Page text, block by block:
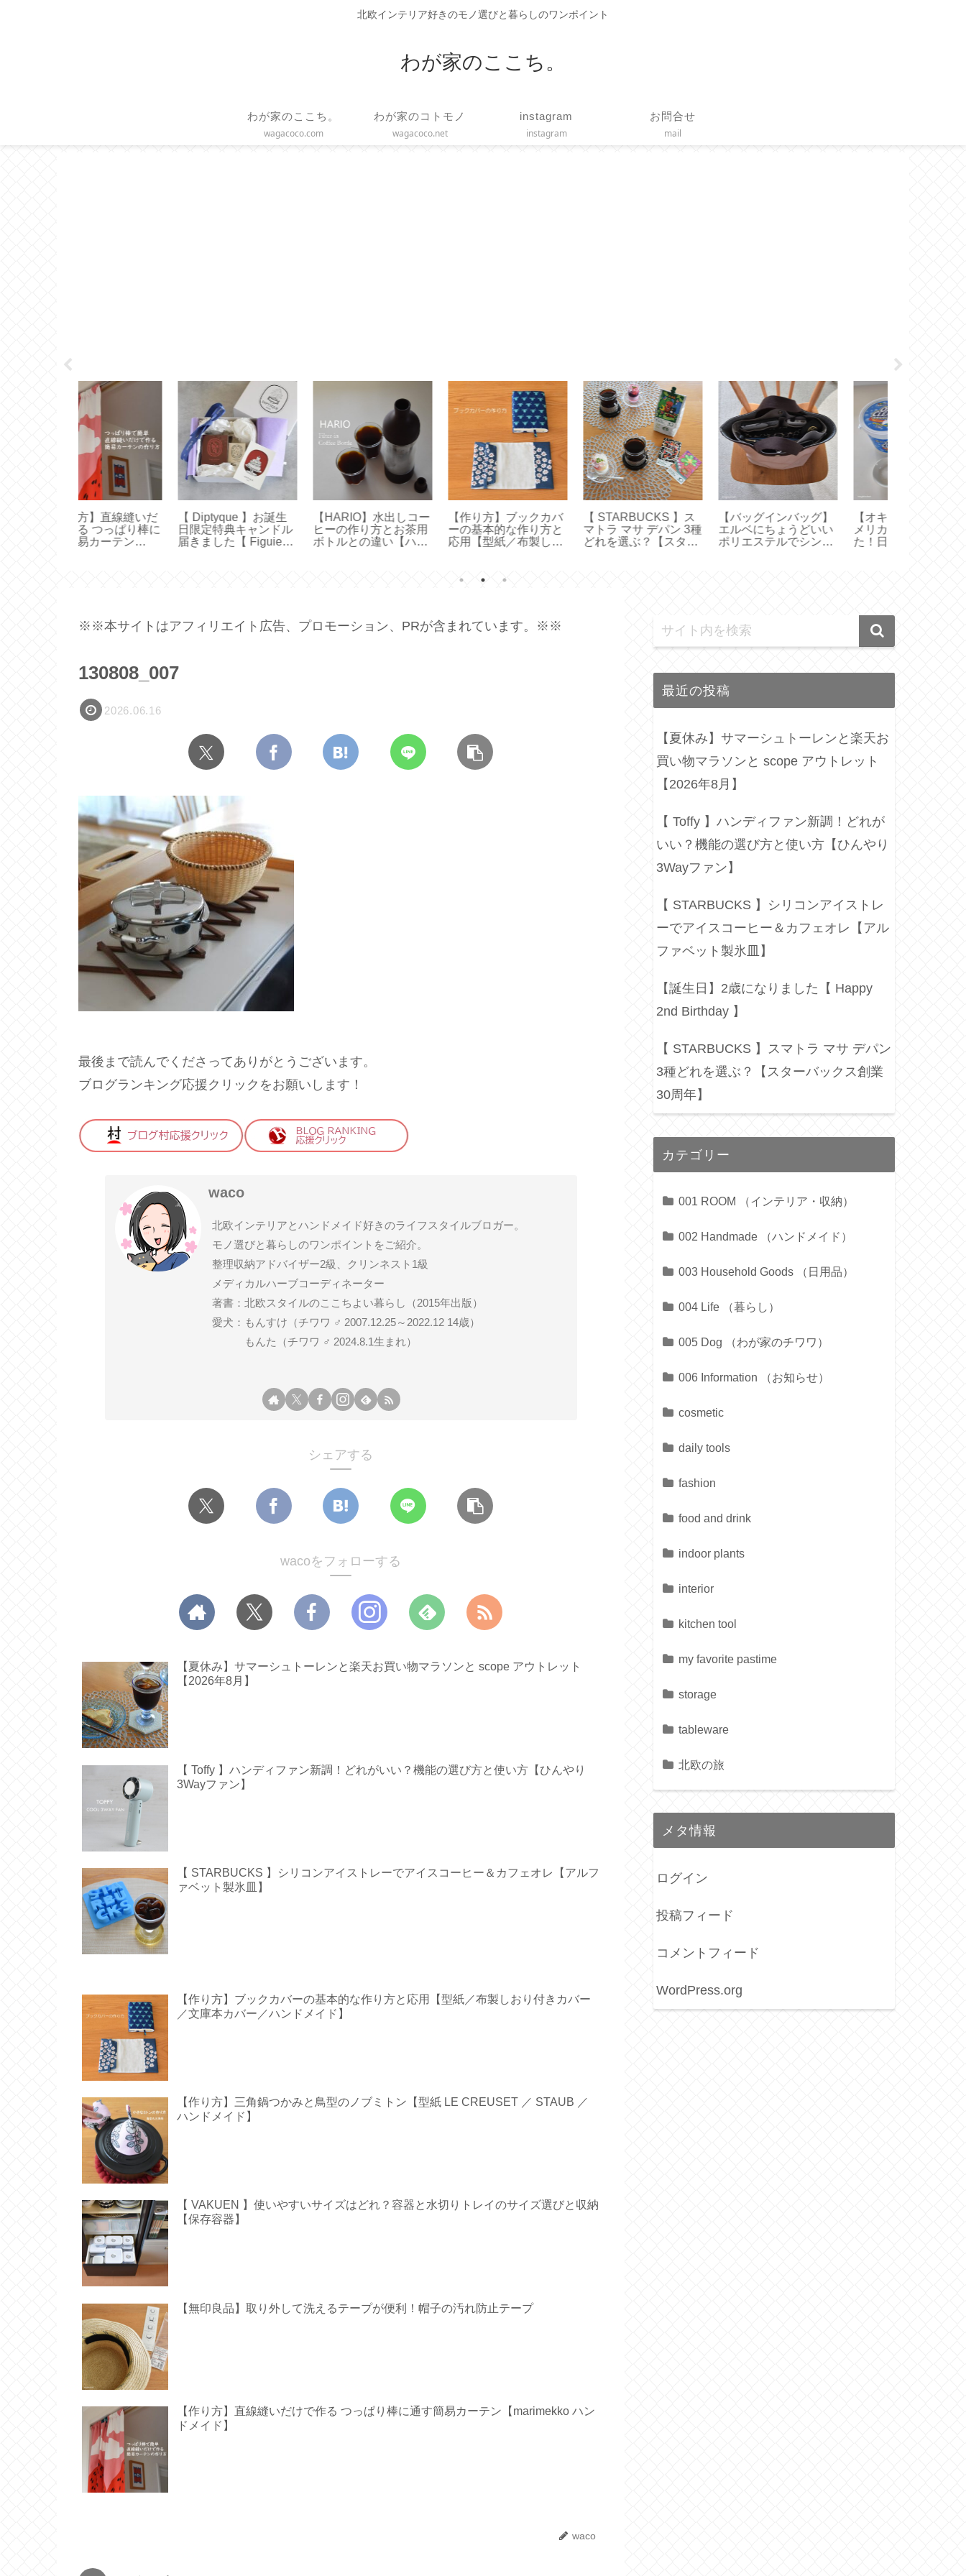
北欧インテリア好きのモノ選びと暮らしのワンポイント
わが家のここち。
わが家のここち。
wagacoco.com
わが家のコトモノ
wagacoco.net
instagram
instagram
お問合せ
mail
【 Diptyque 】お誕生
日限定特典キャンドル
届きました【 Figuier
【HARIO】水出しコー
ヒーの作り方とお茶用
ボトルとの違い【ハリ
【作り方】ブックカバ
ーの基本的な作り方と
応用【型紙／布製しお
【 STARBUCKS 】ス
マトラ マサ デパン 3種
どれを選ぶ？【スター
【バッグインバッグ】
エルベにちょうどいい
ポリエステルでシンプ
【オキシクリーン】ア
メリカ版使ってみまし
た！日本版との違い
※※本サイトはアフィリエイト広告、プロモーション、PRが含まれています。※※
130808_007
2026.06.16
最後まで読んでくださってありがとうございます。
ブログランキング応援クリックをお願いします！
waco
北欧インテリアとハンドメイド好きのライフスタイルブロガー。
モノ選びと暮らしのワンポイントをご紹介。
整理収納アドバイザー2級、クリンネスト1級
メディカルハーブコーディネーター
著書：北欧スタイルのここちよい暮らし（2015年出版）
愛犬：もんすけ（チワワ ♂ 2007.12.25～2022.12 14歳）
もんた（チワワ ♂ 2024.8.1生まれ）
シェアする
wacoをフォローする
【夏休み】サマーシュトーレンと楽天お買い物マラソンと scope アウトレット
【2026年8月】
【 Toffy 】ハンディファン新調！どれがいい？機能の選び方と使い方【ひんやり
3Wayファン】
【 STARBUCKS 】シリコンアイストレーでアイスコーヒー＆カフェオレ【アルフ
ァベット製氷皿】
【作り方】ブックカバーの基本的な作り方と応用【型紙／布製しおり付きカバー
／文庫本カバー／ハンドメイド】
【作り方】三角鍋つかみと鳥型のノブミトン【型紙 LE CREUSET ／ STAUB ／
ハンドメイド】
【 VAKUEN 】使いやすいサイズはどれ？容器と水切りトレイのサイズ選びと収納
【保存容器】
【無印良品】取り外して洗えるテープが便利！帽子の汚れ防止テープ
【作り方】直線縫いだけで作る つっぱり棒に通す簡易カーテン【marimekko ハン
ドメイド】
waco
最近の投稿
【夏休み】サマーシュトーレンと楽天お
買い物マラソンと scope アウトレット
【2026年8月】
【 Toffy 】ハンディファン新調！どれが
いい？機能の選び方と使い方【ひんやり
3Wayファン】
【 STARBUCKS 】シリコンアイストレ
ーでアイスコーヒー＆カフェオレ【アル
ファベット製氷皿】
【誕生日】2歳になりました【 Happy
2nd Birthday 】
【 STARBUCKS 】スマトラ マサ デパン
3種どれを選ぶ？【スターバックス創業
30周年】
カテゴリー
001 ROOM （インテリア・収納）
002 Handmade （ハンドメイド）
003 Household Goods （日用品）
004 Life （暮らし）
005 Dog （わが家のチワワ）
006 Information （お知らせ）
cosmetic
daily tools
fashion
food and drink
indoor plants
interior
kitchen tool
my favorite pastime
storage
tableware
北欧の旅
メタ情報
ログイン
投稿フィード
コメントフィード
WordPress.org